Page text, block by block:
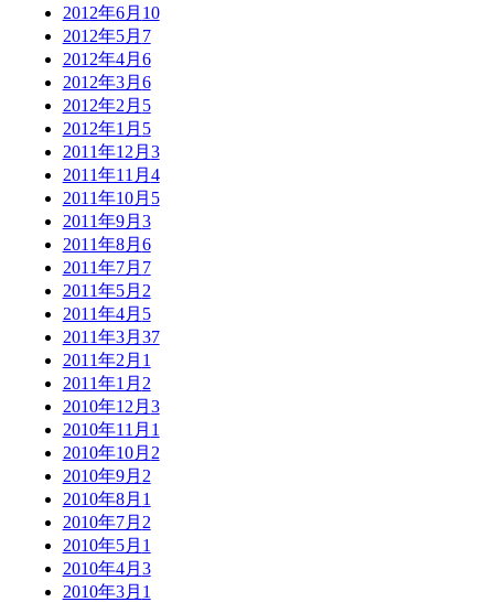
2012年6月 10
2012年5月 7
2012年4月 6
2012年3月 6
2012年2月 5
2012年1月 5
2011年12月 3
2011年11月 4
2011年10月 5
2011年9月 3
2011年8月 6
2011年7月 7
2011年5月 2
2011年4月 5
2011年3月 37
2011年2月 1
2011年1月 2
2010年12月 3
2010年11月 1
2010年10月 2
2010年9月 2
2010年8月 1
2010年7月 2
2010年5月 1
2010年4月 3
2010年3月 1